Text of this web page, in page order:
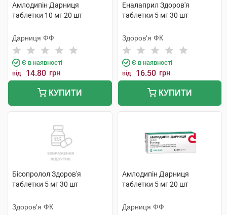
Амлодипін Дарниця
таблетки 10 мг 20 шт
Дарниця ФФ
Є в наявності
від 14.80 грн
КУПИТИ
Еналаприл Здоров'я
таблетки 5 мг 30 шт
Здоров'я ФК
Є в наявності
від 16.50 грн
КУПИТИ
Бісопролол Здоров'я
таблетки 5 мг 30 шт
Здоров'я ФК
Амлодипін Дарниця
таблетки 5 мг 20 шт
Дарниця ФФ